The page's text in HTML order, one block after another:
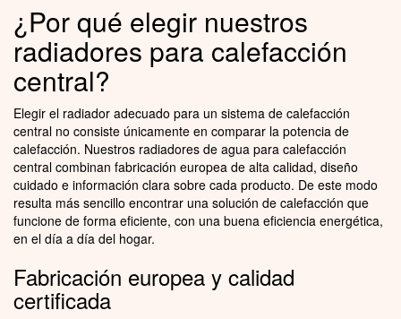
¿Por qué elegir nuestros
radiadores para calefacción
central?
Elegir el radiador adecuado para un sistema de calefacción
central no consiste únicamente en comparar la potencia de
calefacción. Nuestros radiadores de agua para calefacción
central combinan fabricación europea de alta calidad, diseño
cuidado e información clara sobre cada producto. De este modo
resulta más sencillo encontrar una solución de calefacción que
funcione de forma eficiente, con una buena eficiencia energética,
en el día a día del hogar.
Fabricación europea y calidad
certificada